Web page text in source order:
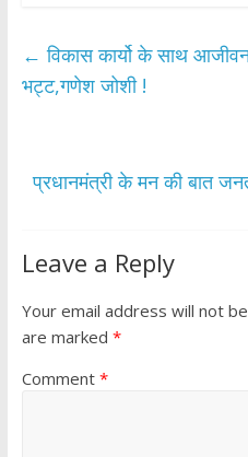
b
o
k
er s
p
e
← विकास कार्यो के साथ
भट्ट,गणेश जोशी !
प्रधानमंत्री के मन की बात
Leave a Reply
Your email address will not
are marked *
Comment *